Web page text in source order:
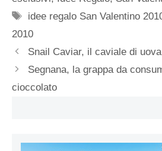
Tag
idee regalo San Valentino
2010
Snail Caviar, il caviale di
Segnana, la grappa da
cioccolato